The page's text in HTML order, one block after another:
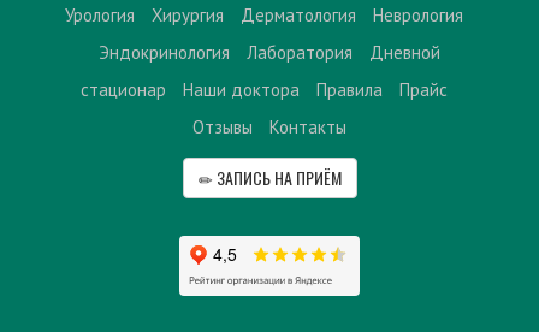
Урология
Хирургия Дерматология
Неврология
Эндокринология
Лаборатория
Дневной
стационар
Наши доктора Правила
Прайс
Отзывы
Контакты
ЗАПИСЬ НА ПРИЁМ